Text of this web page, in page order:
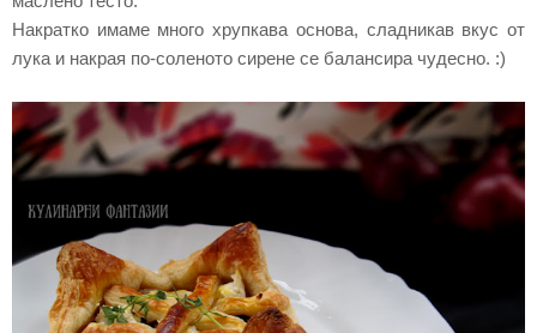
Накратко имаме много хрупкава основа, сладникав вкус от
лука и накрая по-соленото сирене се балансира чудесно. :)